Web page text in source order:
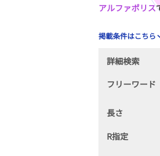
アルファポリス
掲載条件はこちら
詳細検索
フリーワード
長さ
R指定